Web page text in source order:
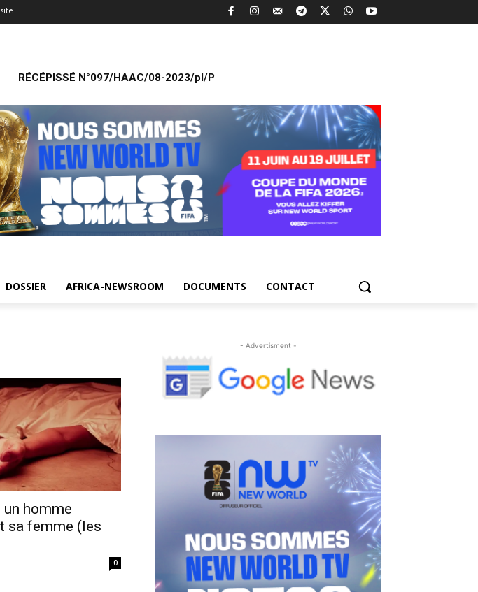
RÉCÉPISSÉ N°097/HAAC/08-2023/pl/P
DOSSIER AFRICA-NEWSROOM DOCUMENTS CONTACT
homme
sa femme (les
0
- Advertisment -